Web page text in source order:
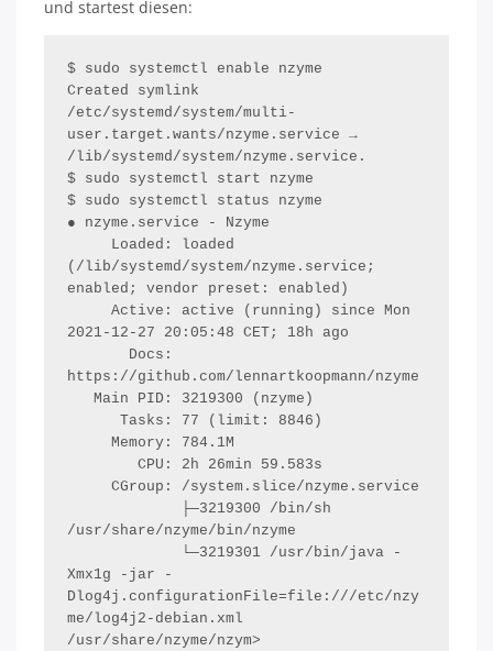
und startest diesen:
$ sudo systemctl enable nzyme
Created symlink
/etc/systemd/system/multi-
user.target.wants/nzyme.service →
/lib/systemd/system/nzyme.service.
$ sudo systemctl start nzyme
$ sudo systemctl status nzyme
● nzyme.service - Nzyme
(/lib/systemd/system/nzyme.service;
enabled; vendor preset: enabled)
2021-12-27 20:05:48 CET; 18h ago
https://github.com/lennartkoopmann/nzyme
/usr/share/nzyme/bin/nzyme
Xmx1g -jar -
Dlog4j.configurationFile=file:///etc/nzy
me/log4j2-debian.xml
/usr/share/nzyme/nzym>